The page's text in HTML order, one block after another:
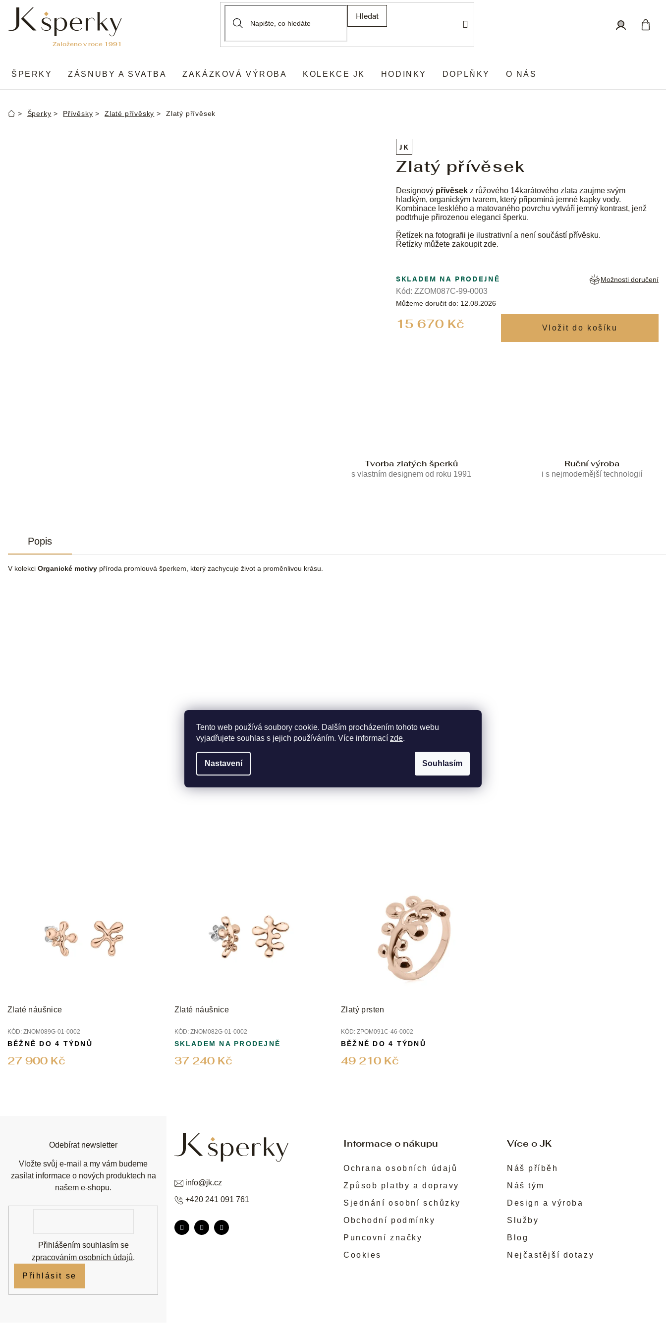
Tento web používá soubory cookie. Dalším procházením tohoto webu
vyjadřujete souhlas s jejich používáním. Více informací zde.
Nastavení Souhlasím
obsah
Hledat
ŠPERKY ZÁSNUBY A SVATBA ZAKÁZKOVÁ VÝROBA KOLEKCE JK HODINKY DOPLŇKY O NÁS
DomůŠperky Přívěsky Zlaté přívěsky Zlatý přívěsek
JK
Zlatý přívěsek
Designový přívěsek z růžového 14karátového zlata zaujme svým
hladkým, organickým tvarem, který připomíná jemné kapky vody.
Kombinace lesklého a matovaného povrchu vytváří jemný kontrast, jenž
podtrhuje přirozenou eleganci šperku.
Řetízek na fotografii je ilustrativní a není součástí přívěsku.
Řetízky můžete zakoupitzde.
15 670 Kč
SKLADEM NA PRODEJNĚ
Můžeme doručit do: 12.08.2026
Možnosti doručení
Kód: ZZOM087C-99-0003
Tvorba zlatých šperků
s vlastním designem od roku 1991
Ruční výroba
i s nejmodernější technologií
Popis
V kolekci Organické motivy příroda promlouvá šperkem, který zachycuje život a proměnlivou krásu.
Zlaté náušnice
KÓD: ZNOM089G-01-0002
27 900 Kč
BĚŽNĚ DO 4 TÝDNŮ
Zlaté náušnice
KÓD: ZNOM082G-01-0002
37 240 Kč
SKLADEM NA PRODEJNĚ
Zlatý prsten
KÓD: ZPOM091C-46-0002
49 210 Kč
BĚŽNĚ DO 4 TÝDNŮ
Informace o nákupu
Ochrana osobních údajů
Způsob platby a dopravy
Sjednání osobní schůzky
Obchodní podmínky
Puncovní značky
Cookies
Více o JK
Náš příběh
Náš tým
Design a výroba
Služby
Blog
Nejčastější dotazy
info@jk.cz
+420 241 091 761
Odebírat newsletter
Vložte svůj e-mail a my vám budeme
zasílat informace o nových produktech na
našem e-shopu.
Přihlášením souhlasím se
zpracováním osobních údajů.
Přihlásit se